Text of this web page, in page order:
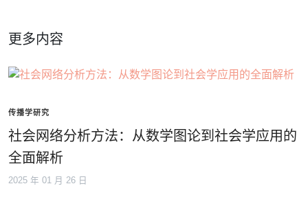
更多内容
传播学研究
社会网络分析方法：从数学图论到社会学应用的
全面解析
2025 年 01 月 26 日